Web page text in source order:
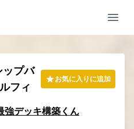
ップバ
フィ
お気に入りに追加
強デッキ構築くん